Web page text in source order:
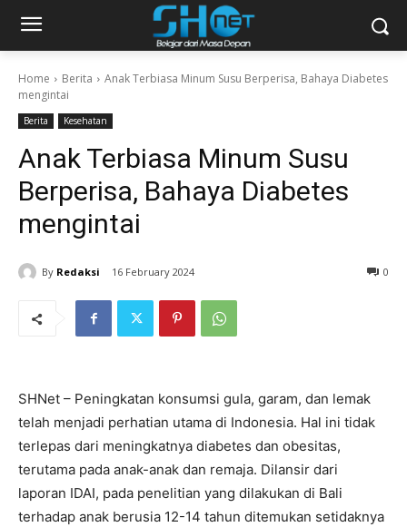
Home Berita
Anak Terbiasa Minum Susu Berperisa, Bahaya Diabetes
mengintai
Berita Kesehatan
Anak Terbiasa Minum Susu
Berperisa, Bahaya Diabetes
mengintai
By Redaksi 16 February 2024 0
SHNet – Peningkatan konsumsi gula, garam, dan lemak
telah menjadi perhatian utama di Indonesia. Hal ini tidak
terlepas dari meningkatnya diabetes dan obesitas,
terutama pada anak-anak dan remaja. Dilansir dari
laporan IDAI, pada penelitian yang dilakukan di Bali
terhadap anak berusia 12-14 tahun ditemukan setidaknya